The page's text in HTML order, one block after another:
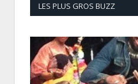
LES PLUS GROS BUZZ